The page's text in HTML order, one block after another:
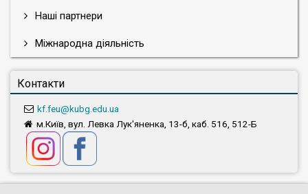
Наші партнери
Міжнародна діяльність
Контакти
kf.feu@kubg.edu.ua
м.Київ, вул. Левка Лук'яненка, 13-б, каб. 516, 512-Б
фінансова політика України: проблеми та
Збірник тез конференції
ІII Всеукраїнська науково-практична
студентська конференція «Актуальні
економіки»
(Збірник тез конференції)
ІІ Всеукраїнська науково-практична
студентська конференція «Сучасна
економічна політика України: проблеми та